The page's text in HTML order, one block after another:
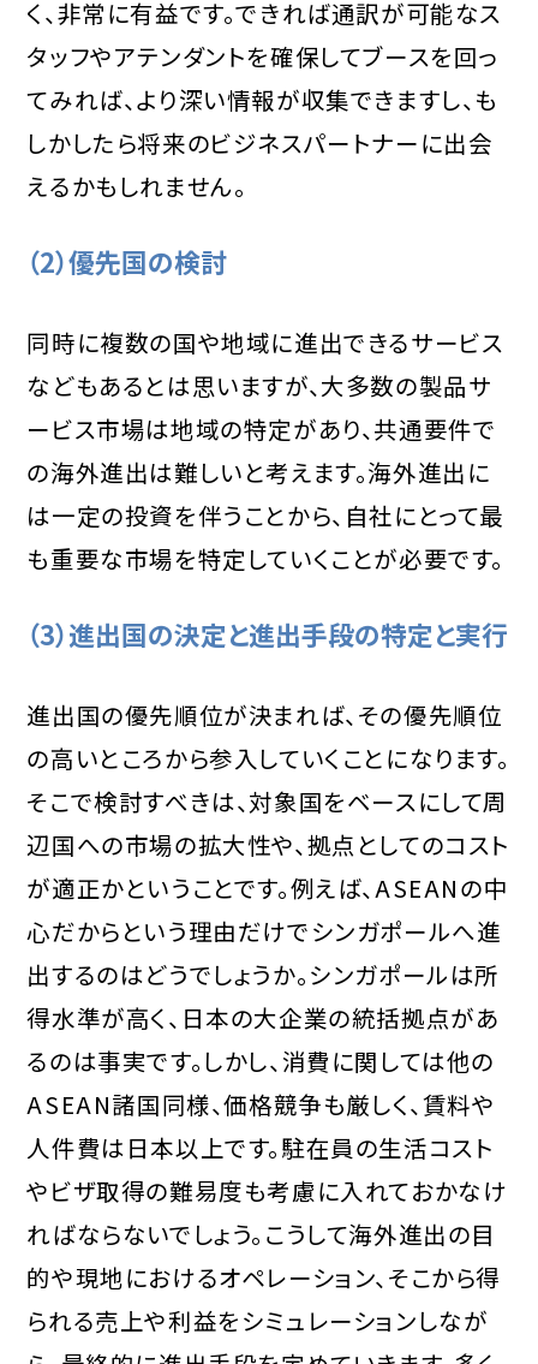
く、非常に有益です。できれば通訳が可能なス
タッフやアテンダントを確保してブースを回っ
てみれば、より深い情報が収集できますし、も
しかしたら将来のビジネスパートナーに出会
えるかもしれません。
（2）優先国の検討
同時に複数の国や地域に進出できるサービス
などもあるとは思いますが、大多数の製品サ
ービス市場は地域の特定があり、共通要件で
の海外進出は難しいと考えます。海外進出に
は一定の投資を伴うことから、自社にとって最
も重要な市場を特定していくことが必要です。
（3）進出国の決定と進出手段の特定と実行
進出国の優先順位が決まれば、その優先順位
の高いところから参入していくことになります。
そこで検討すべきは、対象国をベースにして周
辺国への市場の拡大性や、拠点としてのコスト
が適正かということです。例えば、ASEANの中
心だからという理由だけでシンガポールへ進
出するのはどうでしょうか。シンガポールは所
得水準が高く、日本の大企業の統括拠点があ
るのは事実です。しかし、消費に関しては他の
ASEAN諸国同様、価格競争も厳しく、賃料や
人件費は日本以上です。駐在員の生活コスト
やビザ取得の難易度も考慮に入れておかなけ
ればならないでしょう。こうして海外進出の目
的や現地におけるオペレーション、そこから得
られる売上や利益をシミュレーションしなが